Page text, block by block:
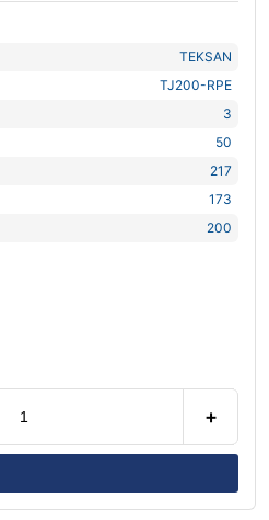
TEKSAN
TJ200-RPE
3
50
217
173
200
+